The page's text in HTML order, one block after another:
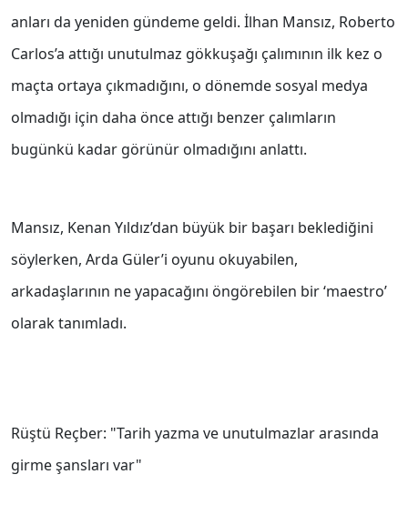
anları da yeniden gündeme geldi. İlhan Mansız, Roberto
Carlos’a attığı unutulmaz gökkuşağı çalımının ilk kez o
maçta ortaya çıkmadığını, o dönemde sosyal medya
olmadığı için daha önce attığı benzer çalımların
bugünkü kadar görünür olmadığını anlattı.
Mansız, Kenan Yıldız’dan büyük bir başarı beklediğini
söylerken, Arda Güler’i oyunu okuyabilen,
arkadaşlarının ne yapacağını öngörebilen bir ‘maestro’
olarak tanımladı.
Rüştü Reçber: "Tarih yazma ve unutulmazlar arasında
girme şansları var"